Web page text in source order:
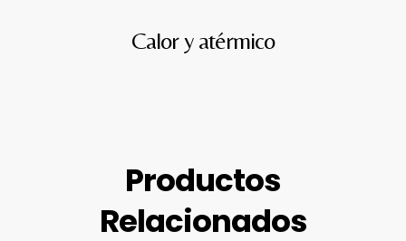
Calor y atérmico
Productos
Relacionados